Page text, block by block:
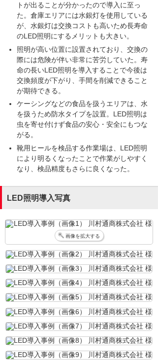
トが出ることが分かったので導入に至っ
た。倉庫エリアには水銀灯を使用している
が、水銀灯は交換コストも高いため長寿命
のLED照明にするメリットも大きい。
照明が高い位置に設置されており、交換の
際には危険が伴い非常に苦労していた。寿
命の長いLED照明を導入することで今後は
交換頻度が下がり、手間を削減できること
が期待できる。
ケーシングなどの食品を扱うエリアは、水
を扱うため防水タイプを設置。LED照明は
虫を寄せ付けず食品の安心・安全にもつな
がる。
靴用ヒールを検品する作業場は、LED照明
により明るくなったことで作業がしやすく
なり、検品精度もさらに良くなった。
LED照明導入写真
画像を拡大する